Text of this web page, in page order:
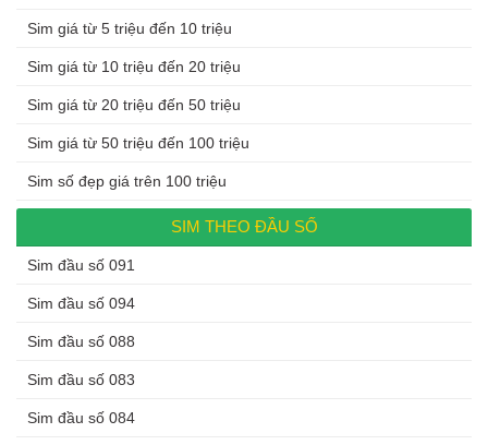
Sim giá từ 5 triệu đến 10 triệu
Sim giá từ 10 triệu đến 20 triệu
Sim giá từ 20 triệu đến 50 triệu
Sim giá từ 50 triệu đến 100 triệu
Sim số đẹp giá trên 100 triệu
SIM THEO ĐẦU SỐ
Sim đầu số 091
Sim đầu số 094
Sim đầu số 088
Sim đầu số 083
Sim đầu số 084